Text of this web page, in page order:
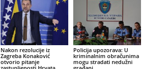
Nakon rezolucije iz
Zagreba Konaković
otvorio pitanje
Policija upozorava: U
kriminalnim obračunima
mogu stradati nedužni